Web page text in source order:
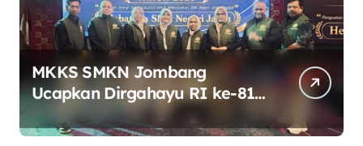
MKKS SMKN Jombang
Ucapkan Dirgahayu RI ke-81
Indonesia Berdaulat, Adil, dan
Makmur